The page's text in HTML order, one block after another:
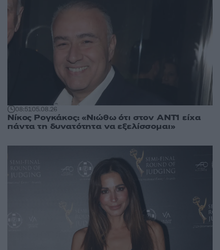
08:5105.08.26
Νίκος Ρογκάκος: «Νιώθω ότι στον ΑΝΤ1 είχα
πάντα τη δυνατότητα να εξελίσσομαι»